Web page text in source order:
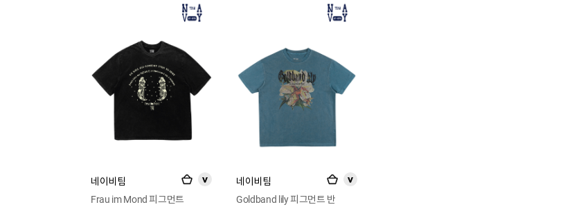
네이비팀
Frau im Mond 피그먼트
>
네이비팀
Goldband lily 피그먼트 반
>